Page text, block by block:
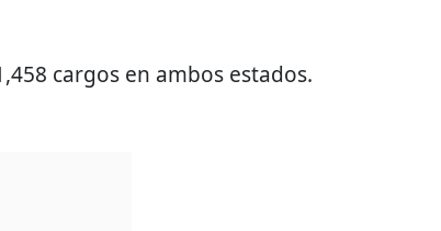
cargos en ambos estados.